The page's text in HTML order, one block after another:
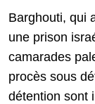
Barghouti, qui
une prison
camarades
procès sous
détention sont